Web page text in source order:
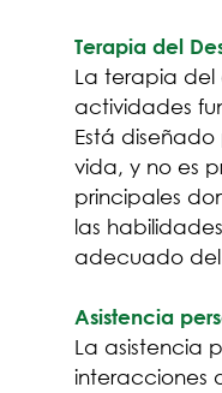
Terapia del
La terapia del
actividades
Está
vida, y no es
principales
las
adecuado del
Asistencia
La asistencia
interacciones